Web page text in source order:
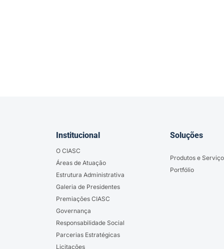
Institucional
O CIASC
Áreas de Atuação
Estrutura Administrativa
Galeria de Presidentes
Premiações CIASC
Governança
Responsabilidade Social
Parcerias Estratégicas
Licitações
Soluções
Produtos e
Portfólio